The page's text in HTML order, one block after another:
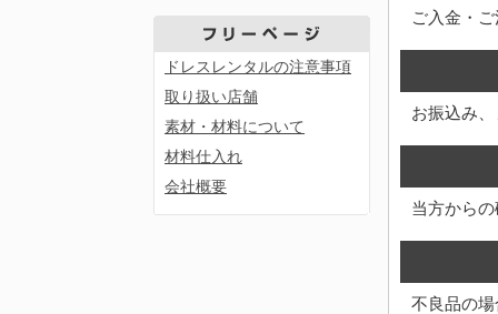
ドレスレンタルの注意事項
取り扱い店舗
素材・材料について
材料仕入れ
会社概要
ご入金・
お振込み
当方から
不良品の